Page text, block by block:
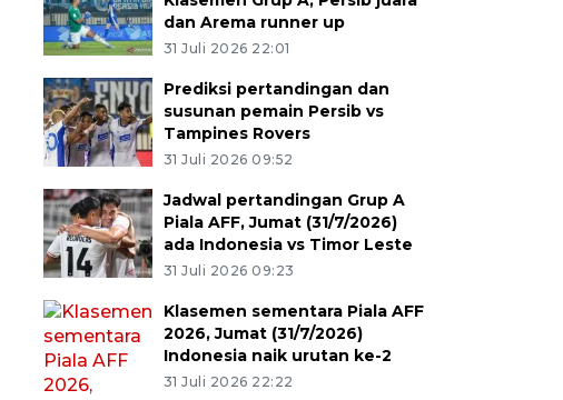
dan Arema runner up
31 Juli 2026 22:01
Prediksi pertandingan dan
susunan pemain Persib vs
Tampines Rovers
31 Juli 2026 09:52
Jadwal pertandingan Grup A
Piala AFF, Jumat (31/7/2026)
ada Indonesia vs Timor Leste
31 Juli 2026 09:23
Klasemen sementara Piala AFF
2026, Jumat (31/7/2026)
Indonesia naik urutan ke-2
31 Juli 2026 22:22